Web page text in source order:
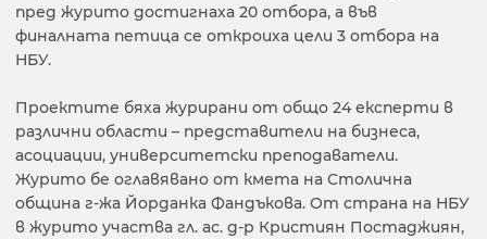
пред журито достигнаха 20 отбора, а във
финалната петица се откроиха цели 3 отбора на
НБУ.
Проектите бяха журирани от общо 24 експерти в
различни области – представители на бизнеса,
асоциации, университетски преподаватели.
Журито бе оглавявано от кмета на Столична
община г-жа Йорданка Фандъкова. От страна на НБУ
в журито участва гл. ас. д-р Кристиян Постаджиян,